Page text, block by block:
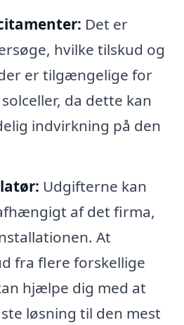
Det er
hvilke tilskud og
er tilgængelige for
da dette kan
indvirkning på den
Udgifterne kan
af det firma,
At
fra flere forskellige
hjælpe dig med at
løsning til den mest